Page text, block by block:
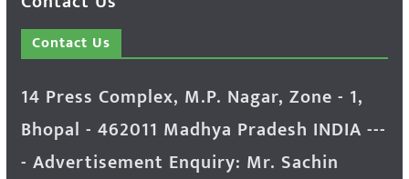
Contact Us
14 Press Complex, M.P. Nagar, Zone - 1,
Bhopal - 462011 Madhya Pradesh INDIA ---
- Advertisement Enquiry: Mr. Sachin